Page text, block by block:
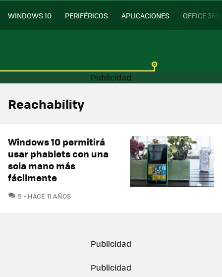
WINDOWS 10 PERIFÉRICOS APLICACIONES OFFICE 365
Reachability
Windows 10 permitirá
usar phablets con una
sola mano más
fácilmente
5 COMENTARIOS
HACE 11 AÑOS